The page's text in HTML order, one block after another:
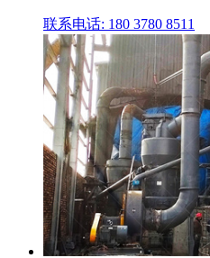
联系电话: 180 3780 8511